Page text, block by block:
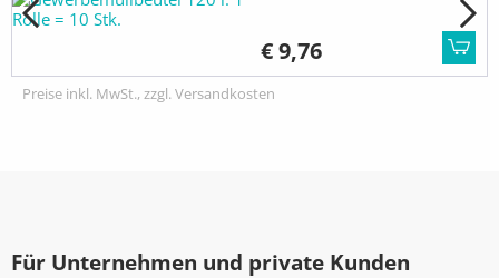
€ 9,76
Preise inkl. MwSt., zzgl. Versandkosten
Für Unternehmen und private Kunden